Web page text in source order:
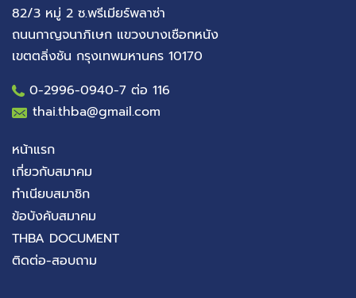
82/3 หมู่ 2 ซ.พรีเมียร์พลาซ่า
ถนนกาญจนาภิเษก แขวงบางเชือกหนัง
เขตตลิ่งชัน กรุงเทพมหานคร 10170
0-2996-0940-7 ต่อ 116
thai.thba@gmail.com
หน้าแรก
เกี่ยวกับสมาคม
ทำเนียบสมาชิก
ข้อบังคับสมาคม
THBA DOCUMENT
ติดต่อ-สอบถาม